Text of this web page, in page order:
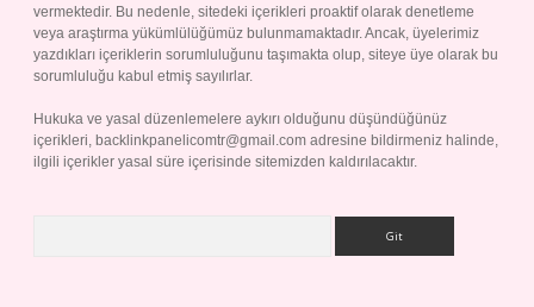
vermektedir. Bu nedenle, sitedeki içerikleri proaktif olarak denetleme
veya araştırma yükümlülüğümüz bulunmamaktadır. Ancak, üyelerimiz
yazdıkları içeriklerin sorumluluğunu taşımakta olup, siteye üye olarak bu
sorumluluğu kabul etmiş sayılırlar.
Hukuka ve yasal düzenlemelere aykırı olduğunu düşündüğünüz
içerikleri, backlinkpanelicomtr@gmail.com adresine bildirmeniz halinde,
ilgili içerikler yasal süre içerisinde sitemizden kaldırılacaktır.